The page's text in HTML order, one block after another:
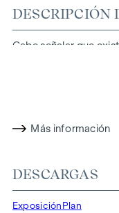
DESCRIPCIÓN
Cabe señalar que
Más información
DESCARGAS
Exposición Plan